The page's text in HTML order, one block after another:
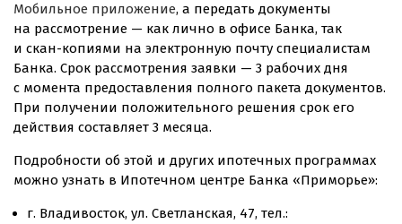
Мобильное приложение, а передать документы
на рассмотрение — как лично в офисе Банка, так
и скан-копиями на электронную почту специалистам
Банка. Срок рассмотрения заявки — 3 рабочих дня
с момента предоставления полного пакета документов.
При получении положительного решения срок его
действия составляет 3 месяца.
Подробности об этой и других ипотечных программах
можно узнать в Ипотечном центре Банка «Приморье»:
г. Владивосток, ул. Светланская, 47, тел.: